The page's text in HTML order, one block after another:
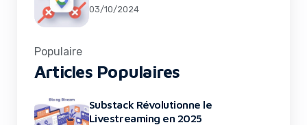
03/10/2024
Populaire
Articles Populaires
Substack Révolutionne le
Livestreaming en 2025